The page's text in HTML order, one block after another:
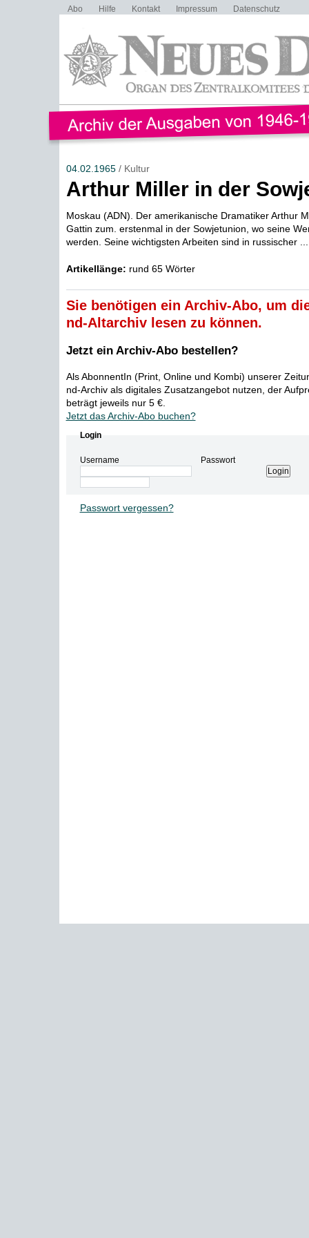
Abo Hilfe Kontakt Impressum Datenschutz
04.02.1965/ Kultur
Arthur Miller in der
Moskau (ADN). Der amerikanische Dramatiker Arthur
Gattin zum. erstenmal in der Sowjetunion, wo seine
werden. Seine wichtigsten Arbeiten sind in russischer ...
Artikellänge: rund 65 Wörter
Sie benötigen ein Archiv-Abo, um
nd-Altarchiv lesen zu können.
Jetzt ein Archiv-Abo bestellen?
Als AbonnentIn (Print, Online und Kombi) unserer
nd-Archiv als digitales Zusatzangebot nutzen, der
beträgt jeweils nur 5 €.
Jetzt das Archiv-Abo buchen?
Login
Username Passwort
Passwort vergessen?